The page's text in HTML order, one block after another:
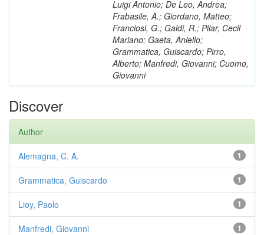
Luigi Antonio; De Leo, Andrea;
Frabasile, A.; Giordano, Matteo;
Franciosi, G.; Galdi, R.; Pilar, Cecil
Mariano; Gaeta, Aniello;
Grammatica, Guiscardo; Pirro,
Alberto; Manfredi, Giovanni; Cuomo,
Giovanni
Discover
Author
1
Alemagna, C. A.
1
Grammatica, Guiscardo
1
Lioy, Paolo
1
Manfredi, Giovanni